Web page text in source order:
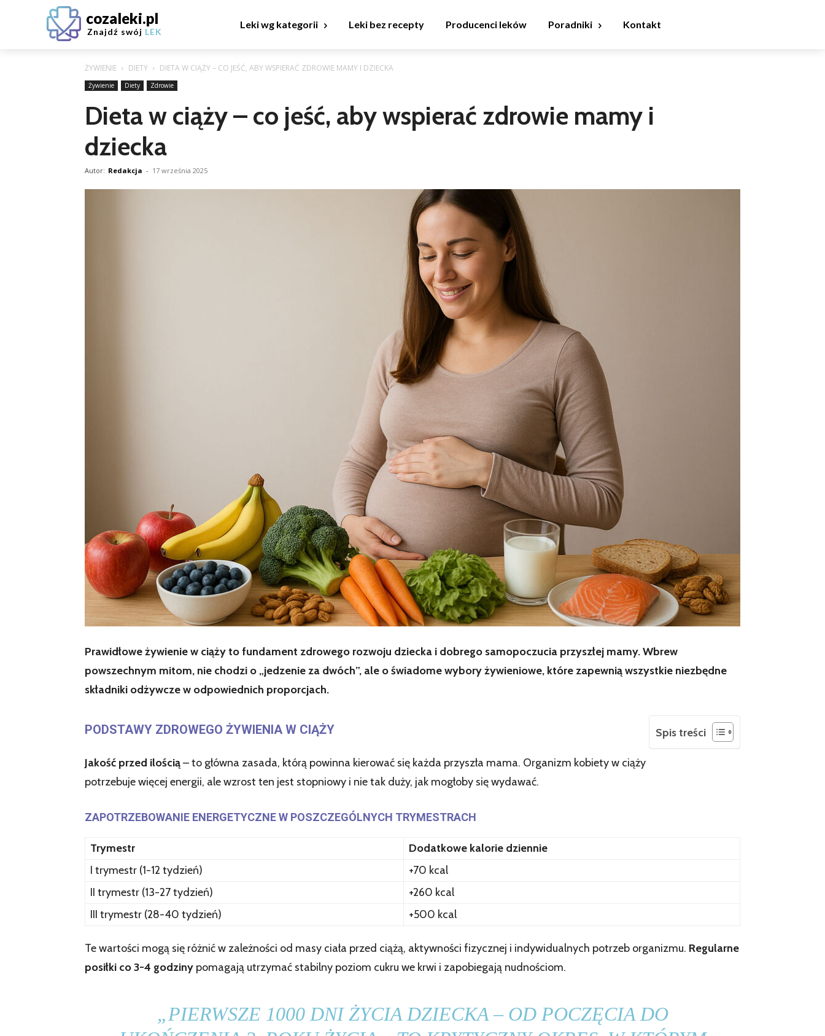
cozaleki.pl
Znajdź swój LEK
Leki wg kategorii Leki bez recepty Producenci leków Poradniki Kontakt
ŻYWIENIE DIETY DIETA W CIĄŻY – CO JEŚĆ, ABY WSPIERAĆ ZDROWIE MAMY I DZIECKA
Żywienie Diety Zdrowie
Dieta w ciąży – co jeść, aby wspierać zdrowie mamy i
dziecka
Autor: Redakcja - 17 września 2025
Prawidłowe żywienie w ciąży to fundament zdrowego rozwoju dziecka i dobrego samopoczucia przyszłej mamy. Wbrew
powszechnym mitom, nie chodzi o „jedzenie za dwóch”, ale o świadome wybory żywieniowe, które zapewnią wszystkie niezbędne
składniki odżywcze w odpowiednich proporcjach.
Spis treści
PODSTAWY ZDROWEGO ŻYWIENIA W CIĄŻY
Jakość przed ilością– to główna zasada, którą powinna kierować się każda przyszła mama. Organizm kobiety w ciąży
potrzebuje więcej energii, ale wzrost ten jest stopniowy i nie tak duży, jak mogłoby się wydawać.
ZAPOTRZEBOWANIE ENERGETYCZNE W POSZCZEGÓLNYCH TRYMESTRACH
Trymestr
Dodatkowe kalorie dziennie
I trymestr (1-12 tydzień)
+70 kcal
II trymestr (13-27 tydzień)
+260 kcal
III trymestr (28-40 tydzień)
+500 kcal
Te wartości mogą się różnić w zależności od masy ciała przed ciążą, aktywności fizycznej i indywidualnych potrzeb organizmu. Regularne
posiłki co 3-4 godziny pomagają utrzymać stabilny poziom cukru we krwi i zapobiegają nudnościom.
„PIERWSZE 1000 DNI ŻYCIA DZIECKA – OD POCZĘCIA DO